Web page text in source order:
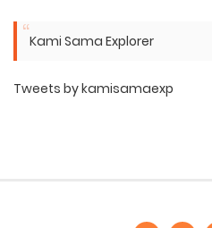
Kami Sama Explorer
Tweets by kamisamaexp